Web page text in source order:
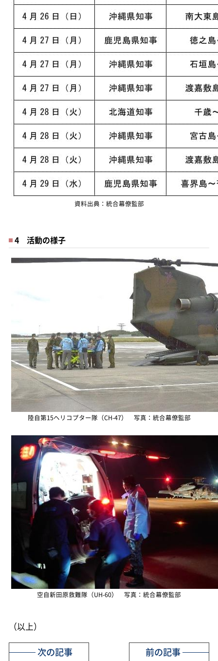
資料出典：統合幕僚監部
4 活動の様子
陸自第15ヘリコプター隊（CH-47） 写真：統合幕僚監部
空自新田原救難隊（UH-60） 写真：統合幕僚監部
（以上）
前の記事
次の記事